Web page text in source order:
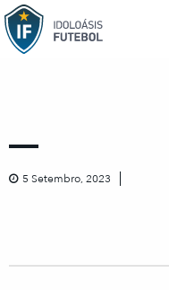
5 Setembro, 2023